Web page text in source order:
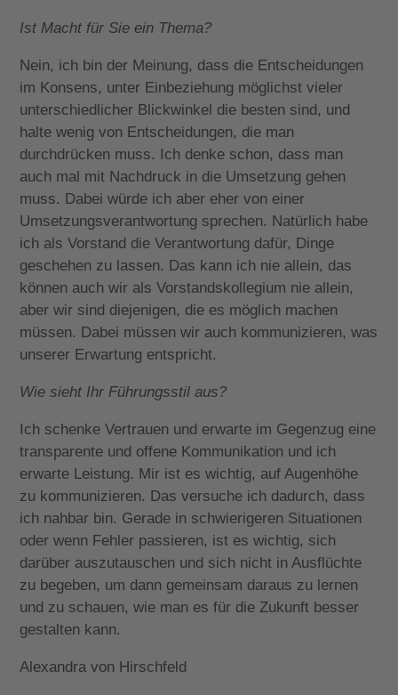
Ist Macht für Sie ein Thema?
Nein, ich bin der Meinung, dass die Entscheidungen
im Konsens, unter Einbeziehung möglichst vieler
unterschiedlicher Blickwinkel die besten sind, und
halte wenig von Entscheidungen, die man
durchdrücken muss. Ich denke schon, dass man
auch mal mit Nachdruck in die Umsetzung gehen
muss. Dabei würde ich aber eher von einer
Umsetzungsverantwortung sprechen. Natürlich habe
ich als Vorstand die Verantwortung dafür, Dinge
geschehen zu lassen. Das kann ich nie allein, das
können auch wir als Vorstandskollegium nie allein,
aber wir sind diejenigen, die es möglich machen
müssen. Dabei müssen wir auch kommunizieren, was
unserer Erwartung entspricht.
Wie sieht Ihr Führungsstil aus?
Ich schenke Vertrauen und erwarte im Gegenzug eine
transparente und offene Kommunikation und ich
erwarte Leistung. Mir ist es wichtig, auf Augenhöhe
zu kommunizieren. Das versuche ich dadurch, dass
ich nahbar bin. Gerade in schwierigeren Situationen
oder wenn Fehler passieren, ist es wichtig, sich
darüber auszutauschen und sich nicht in Ausflüchte
zu begeben, um dann gemeinsam daraus zu lernen
und zu schauen, wie man es für die Zukunft besser
gestalten kann.
Alexandra von Hirschfeld